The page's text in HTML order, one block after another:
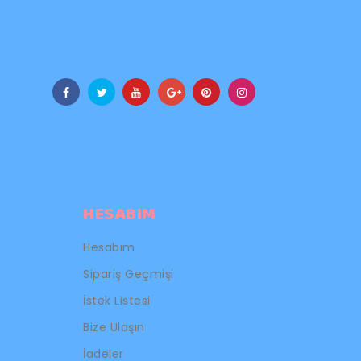
HESABIM
Hesabım
Sipariş Geçmişi
İstek Listesi
Bize Ulaşın
İadeler